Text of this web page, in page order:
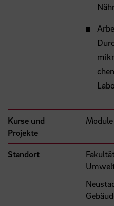
Kurse und
Projekte
Module
Standort